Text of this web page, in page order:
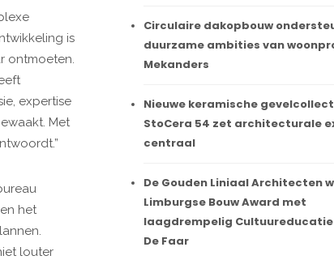
is
ontmoeten.
expertise
Met
het
louter
Circulaire dakopbouw
duurzame ambities van
Mekanders
Nieuwe keramische
StoCera 54 zet architecturale
centraal
De Gouden Liniaal Architecten
Limburgse Bouw Award met
laagdrempelig
De Faar